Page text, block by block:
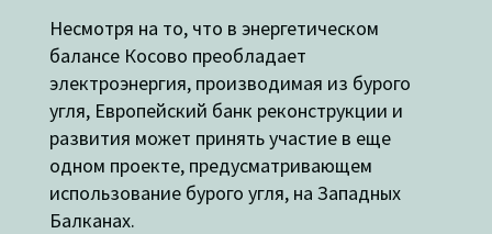
Несмотря на то, что в энергетическом
балансе Косово преобладает
электроэнергия, производимая из бурого
угля, Европейский банк реконструкции и
развития может принять участие в еще
одном проекте, предусматривающем
использование бурого угля, на Западных
Балканах.